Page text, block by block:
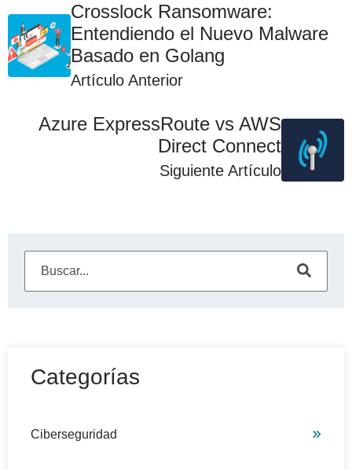
Crosslock Ransomware:
Entendiendo el Nuevo Malware
Basado en Golang
Artículo Anterior
Azure ExpressRoute vs AWS
Direct Connect
Siguiente Artículo
Categorías
Ciberseguridad